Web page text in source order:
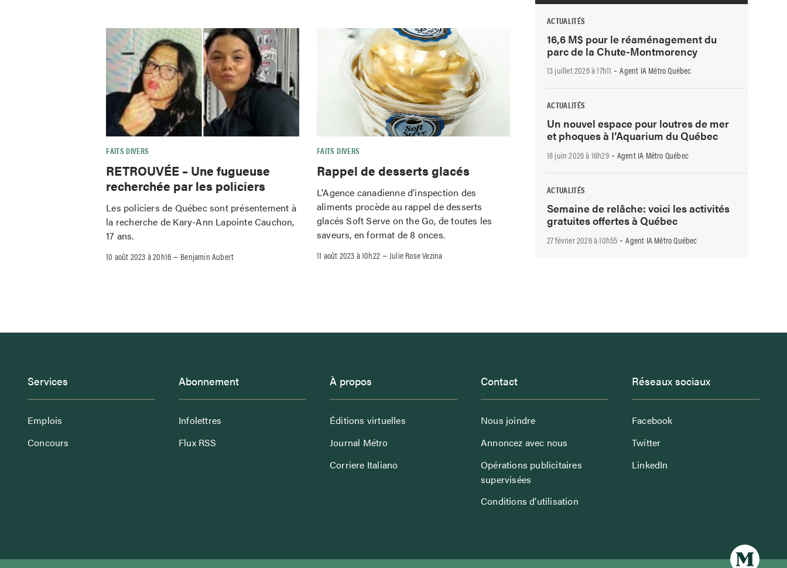
FAITS DIVERS
RETROUVÉE – Une fugueuse
recherchée par les policiers
Les policiers de Québec sont présentement à
la recherche de Kary-Ann Lapointe Cauchon,
17 ans.
10 août 2023 à 20h16 – Benjamin Aubert
FAITS DIVERS
Rappel de desserts glacés
L'Agence canadienne d'inspection des
aliments procède au rappel de desserts
glacés Soft Serve on the Go, de toutes les
saveurs, en format de 8 onces.
11 août 2023 à 10h22 – Julie Rose Vezina
ACTUALITÉS
16,6 M$ pour le réaménagement du
parc de la Chute-Montmorency
13 juillet 2026 à 17h11 -Agent IA Métro Québec
ACTUALITÉS
Un nouvel espace pour loutres de mer
et phoques à l’Aquarium du Québec
18 juin 2026 à 16h29-Agent IA Métro Québec
ACTUALITÉS
Semaine de relâche: voici les activités
gratuites offertes à Québec
27 février 2026 à 10h55 -Agent IA Métro Québec
Services
Emplois
Concours
Abonnement
Infolettres
Flux RSS
À propos
Éditions virtuelles
Journal Métro
Corriere Italiano
Contact
Nous joindre
Annoncez avec nous
Opérations publicitaires
supervisées
Conditions d’utilisation
Réseaux sociaux
Facebook
Twitter
LinkedIn